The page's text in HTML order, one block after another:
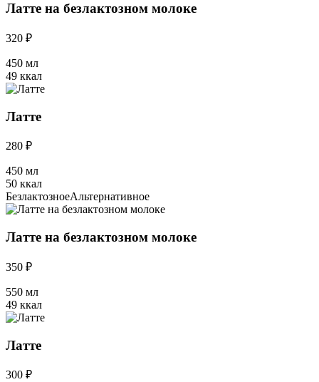
Латте на безлактозном молоке
320 ₽
450 мл
49 ккал
Латте
280 ₽
450 мл
50 ккал
БезлактозноеАльтернативное
Латте на безлактозном молоке
350 ₽
550 мл
49 ккал
Латте
300 ₽